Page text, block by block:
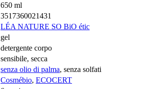
650 ml
3517360021431
LÉA NATURE SO BiO étic
gel
detergente corpo
sensibile, secca
senza olio di palma, senza solfati
Cosmébio, ECOCERT